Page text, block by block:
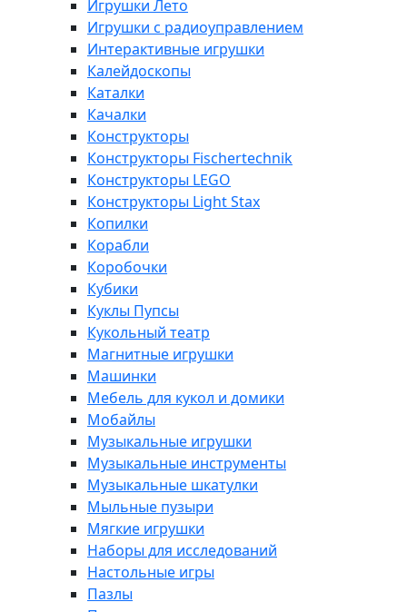
Игрушки Лето
Игрушки с радиоуправлением
Интерактивные игрушки
Калейдоскопы
Каталки
Качалки
Конструкторы
Конструкторы Fisсhertechnik
Конструкторы LEGO
Конструкторы Light Stax
Копилки
Корабли
Коробочки
Кубики
Куклы Пупсы
Кукольный театр
Магнитные игрушки
Машинки
Мебель для кукол и домики
Мобайлы
Музыкальные игрушки
Музыкальные инструменты
Музыкальные шкатулки
Мыльные пузыри
Мягкие игрушки
Наборы для исследований
Настольные игры
Пазлы